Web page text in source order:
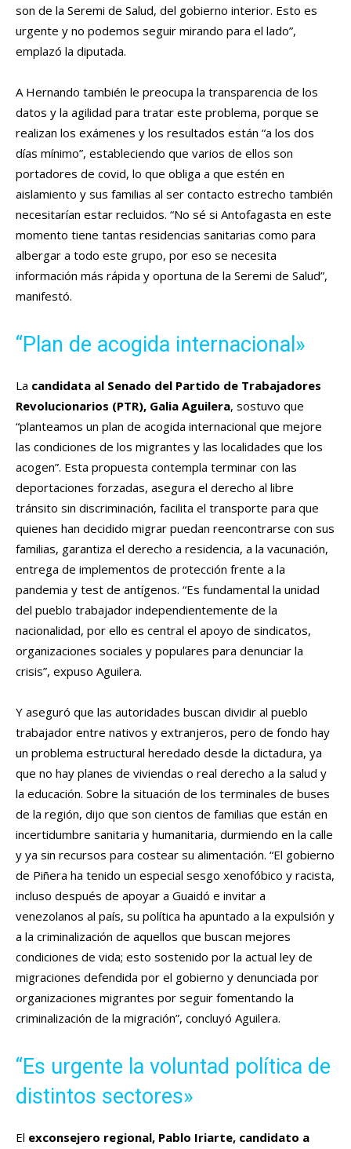
son de la Seremi de Salud, del gobierno interior. Esto es
urgente y no podemos seguir mirando para el lado”,
emplazó la diputada.
A Hernando también le preocupa la transparencia de los
datos y la agilidad para tratar este problema, porque se
realizan los exámenes y los resultados están “a los dos
días mínimo”, estableciendo que varios de ellos son
portadores de covid, lo que obliga a que estén en
aislamiento y sus familias al ser contacto estrecho también
necesitarían estar recluidos. “No sé si Antofagasta en este
momento tiene tantas residencias sanitarias como para
albergar a todo este grupo, por eso se necesita
información más rápida y oportuna de la Seremi de Salud”,
manifestó.
“Plan de acogida internacional»
La candidata al Senado del Partido de Trabajadores
Revolucionarios (PTR), Galia Aguilera, sostuvo que
“planteamos un plan de acogida internacional que mejore
las condiciones de los migrantes y las localidades que los
acogen”. Esta propuesta contempla terminar con las
deportaciones forzadas, asegura el derecho al libre
tránsito sin discriminación, facilita el transporte para que
quienes han decidido migrar puedan reencontrarse con sus
familias, garantiza el derecho a residencia, a la vacunación,
entrega de implementos de protección frente a la
pandemia y test de antígenos. “Es fundamental la unidad
del pueblo trabajador independientemente de la
nacionalidad, por ello es central el apoyo de sindicatos,
organizaciones sociales y populares para denunciar la
crisis”, expuso Aguilera.
Y aseguró que las autoridades buscan dividir al pueblo
trabajador entre nativos y extranjeros, pero de fondo hay
un problema estructural heredado desde la dictadura, ya
que no hay planes de viviendas o real derecho a la salud y
la educación. Sobre la situación de los terminales de buses
de la región, dijo que son cientos de familias que están en
incertidumbre sanitaria y humanitaria, durmiendo en la calle
y ya sin recursos para costear su alimentación. “El gobierno
de Piñera ha tenido un especial sesgo xenofóbico y racista,
incluso después de apoyar a Guaidó e invitar a
venezolanos al país, su política ha apuntado a la expulsión y
a la criminalización de aquellos que buscan mejores
condiciones de vida; esto sostenido por la actual ley de
migraciones defendida por el gobierno y denunciada por
organizaciones migrantes por seguir fomentando la
criminalización de la migración”, concluyó Aguilera.
“Es urgente la voluntad política de
distintos sectores»
El exconsejero regional, Pablo Iriarte, candidato a